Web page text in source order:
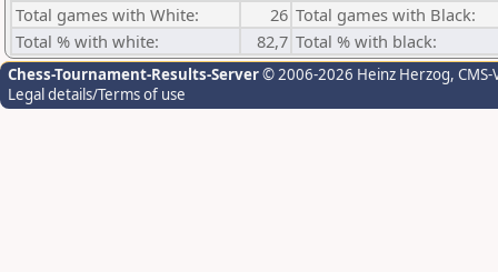
Total games with White:
26 Total games with Black:
Total % with white:
82,7 Total % with black:
Chess-Tournament-Results-Server© 2006-2026 Heinz Herzog,
Legal details/Terms of use